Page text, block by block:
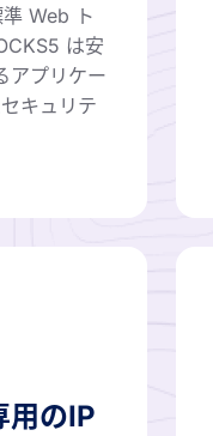
Web ト
は安
アプリケー
キュリテ
用のIP